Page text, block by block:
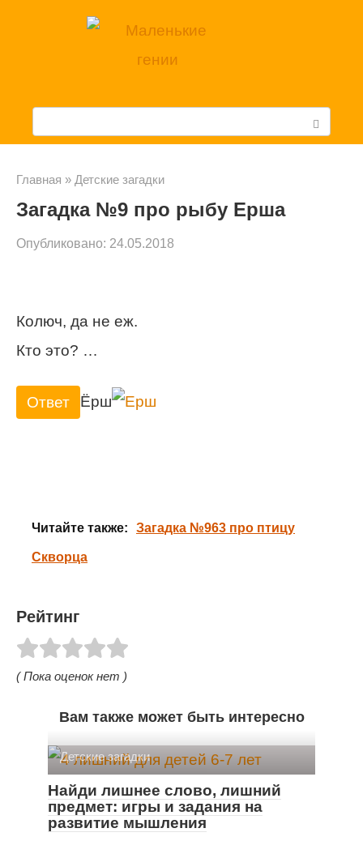
с
Главная » Детские загадки
Загадка №9 про рыбу Ерша
Опубликовано: 24.05.2018
Колюч, да не еж.
Кто это? …
Ответ Ёрш
Читайте также: Загадка №963 про птицу
Скворца
Рейтинг
( Пока оценок нет )
Вам также может быть интересно
Детские загадки
Найди лишнее слово, лишний
предмет: игры и задания на
развитие мышления